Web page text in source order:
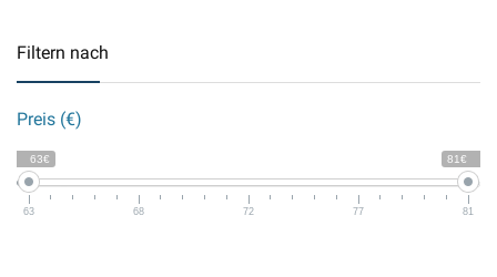
Filtern nach
Preis (€)
63€ 81€
63 68 72 77 81